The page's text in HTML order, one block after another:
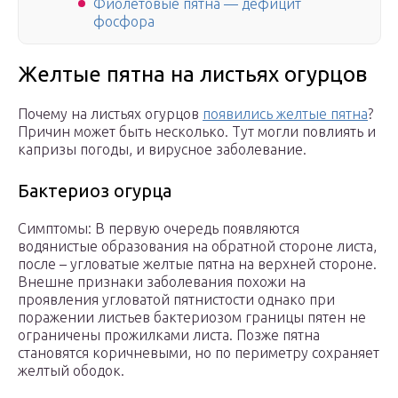
Фиолетовые пятна — дефицит
фосфора
Желтые пятна на листьях огурцов
Почему на листьях огурцов появились желтые пятна?
Причин может быть несколько. Тут могли повлиять и
капризы погоды, и вирусное заболевание.
Бактериоз огурца
Симптомы: В первую очередь появляются
водянистые образования на обратной стороне листа,
после – угловатые желтые пятна на верхней стороне.
Внешне признаки заболевания похожи на
проявления угловатой пятнистости однако при
поражении листьев бактериозом границы пятен не
ограничены прожилками листа. Позже пятна
становятся коричневыми, но по периметру сохраняет
желтый ободок.